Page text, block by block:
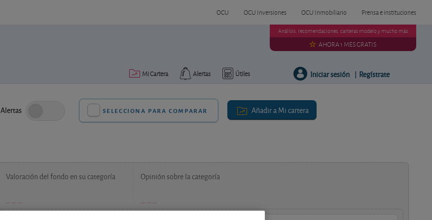
OCU OCU Inversiones OCU Inmobiliario Prensa e instituciones
Útiles
Alertas
Mi Cartera
Análisis, recomendaciones, carteras modelo y mucho más
AHORA 1 MES GRATIS
Iniciar sesión | Regístrate
Alertas selecciona para comparar Añadir a Mi cartera
Valoración del fondo en su categoría Opinión sobre la categoría